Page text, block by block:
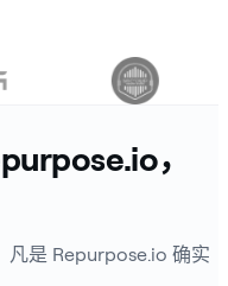
，
凡是 Repurpose.io 确实